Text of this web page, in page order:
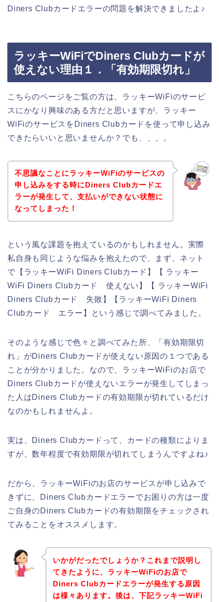
Diners Clubカードエラーの問題を解決できましたよ♪
ラッキーWiFiでDiners Clubカードが
使えない理由１．「有効期限切れ」
こちらのページをご覧の方は、ラッキーWiFiのサービ
スにかなり興味のある方だと思いますが、ラッキー
WiFiのサービスをDiners Clubカードを使って申し込み
できたらいいと思いませんか？でも、、、。
不思議なことにラッキーWiFiのサービスの
申し込みをする時にDiners Clubカードエ
ラーが発生して、支払いができない状態に
なってしまった！
という風な課題を抱えているのかもしれません。実際
私自身も同じような悩みを抱えたので、まず、ネット
で【ラッキーWiFi Diners Clubカード】【 ラッキー
WiFi Diners Clubカード 使えない】【 ラッキーWiFi
Diners Clubカード 失敗】【ラッキーWiFi Diners
Clubカード エラー】という感じで調べてみました。
そのような感じで色々と調べてみた所、「有効期限切
れ」がDiners Clubカードが使えない原因の１つである
ことが分かりました。なので、ラッキーWiFiのお店で
Diners Clubカードが使えないエラーが発生してしまっ
た人はDiners Clubカードの有効期限が切れているだけ
なのかもしれませんよ。
実は、Diners Clubカードって、カードの種類によりま
すが、数年程度で有効期限が切れてしまうんですよね♪
だから、ラッキーWiFiのお店のサービスが申し込みで
きずに、Diners Clubカードエラーでお困りの方は一度
ご自身のDiners Clubカードの有効期限をチェックされ
てみることをオススメします。
いかがだったでしょうか？これまで説明し
てきたように、ラッキーWiFiのお店で
Diners Clubカードエラーが発生する原因
は様々あります。後は、下記ラッキーWiFi